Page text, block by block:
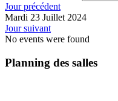
Jour précédent
Mardi 23 Juillet 2024
Jour suivant
No events were found
Planning des salles